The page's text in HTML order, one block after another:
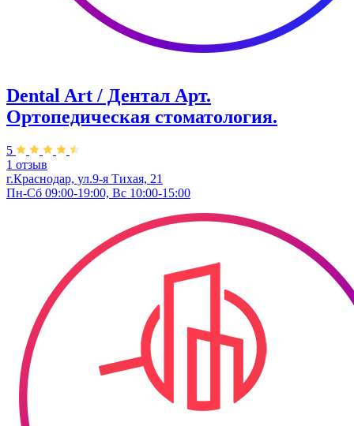
Dental Art / Дентал Арт.
Ортопедическая стоматология.
5
1 отзыв
г.Краснодар, ул.9-я Тихая, 21
Пн-Сб 09:00-19:00, Вс 10:00-15:00